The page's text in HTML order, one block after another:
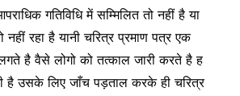
गतिविधि में सम्मिलित तो नहीं है या
रहा है यानी चरित्र प्रमाण पत्र एक
है वैसे लोगो को तत्काल जारी करते है ह
है उसके लिए जाँच पड़ताल करके ही चरित्र